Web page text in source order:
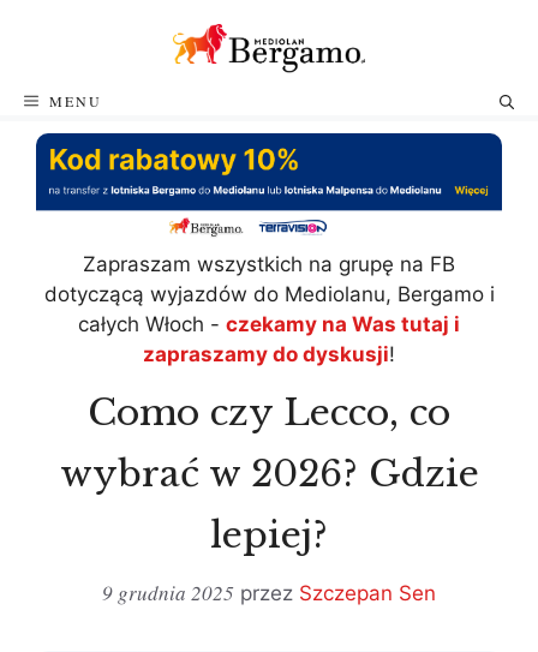
MENU
Zapraszam wszystkich na grupę na FB
dotyczącą wyjazdów do Mediolanu, Bergamo i
całych Włoch - czekamy na Was tutaj i
zapraszamy do dyskusji!
Como czy Lecco, co
wybrać w 2026? Gdzie
lepiej?
9 grudnia 2025 przez Szczepan Sen